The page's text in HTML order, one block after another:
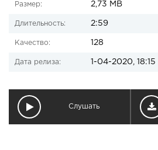
Размер: 2,73 MB
Длительность: 2:59
Качество: 128
Дата релиза: 1-04-2020, 18:15
Слушать